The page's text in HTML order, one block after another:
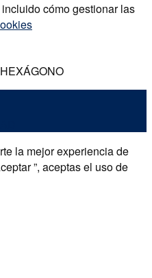
cómo gestionar las
la mejor experiencia de
”, aceptas el uso de